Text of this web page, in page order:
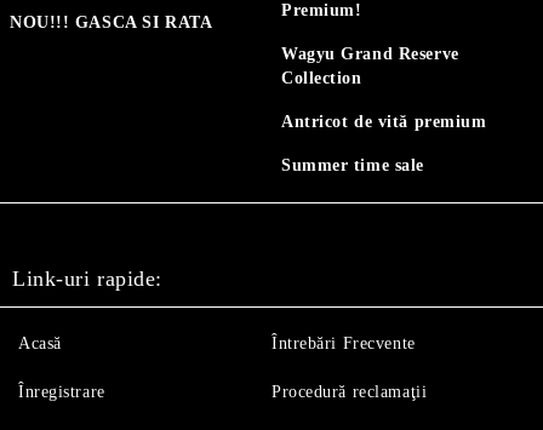
NOU!!! GASCA SI RATA
Premium!
Wagyu Grand Reserve
Collection
Antricot de vită premium
Summer time sale
Link-uri rapide:
Acasă
Înregistrare
Întrebări Frecvente
Procedură reclamaţii